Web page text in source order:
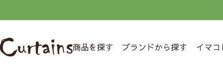
商品を探す ブランドから探す イマコ